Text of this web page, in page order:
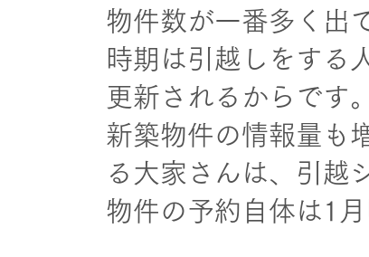
物件数が一番多く出
時期は引越しをする
更新されるからです。
新築物件の情報量も
る大家さんは、引越
物件の予約自体は1